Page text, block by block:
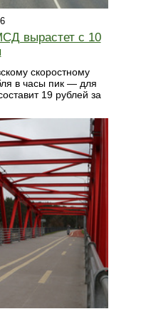
вырастет с 10
скоростному
в часы пик — для
19 рублей за